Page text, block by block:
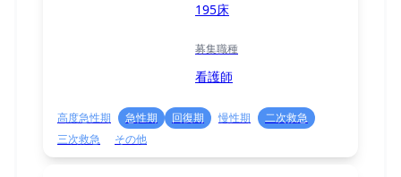
195床
募集職種
看護師
高度急性期 急性期 回復期 慢性期
二次救急
三次救急
その他